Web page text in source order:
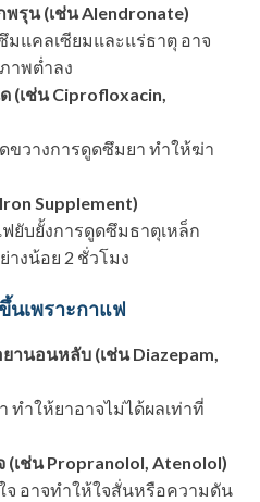
รุน (เช่น Alendronate)
มแคลเซียมและแร่ธาตุ อาจ
าพต่ำลง
(เช่น Ciprofloxacin,
ขวางการดูดซึมยา ทำให้ฆ่า
Supplement)
ยับยั้งการดูดซึมธาตุเหล็ก
างน้อย 2 ชั่วโมง
นเพราะกาแฟ
านอนหลับ (เช่น Diazepam,
ทำให้ยาอาจไม่ได้ผลเท่าที่
(เช่น Propranolol, Atenolol)
จ อาจทำให้ใจสั่นหรือความดัน